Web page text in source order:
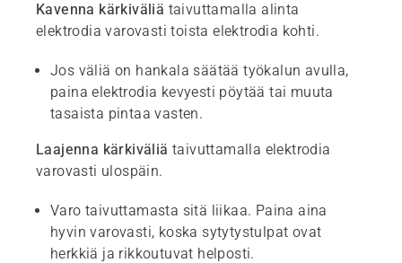
Kavenna kärkiväliä taivuttamalla alinta
elektrodia varovasti toista elektrodia kohti.
Jos väliä on hankala säätää työkalun avulla,
paina elektrodia kevyesti pöytää tai muuta
tasaista pintaa vasten.
Laajenna kärkiväliä taivuttamalla elektrodia
varovasti ulospäin.
Varo taivuttamasta sitä liikaa. Paina aina
hyvin varovasti, koska sytytystulpat ovat
herkkiä ja rikkoutuvat helposti.